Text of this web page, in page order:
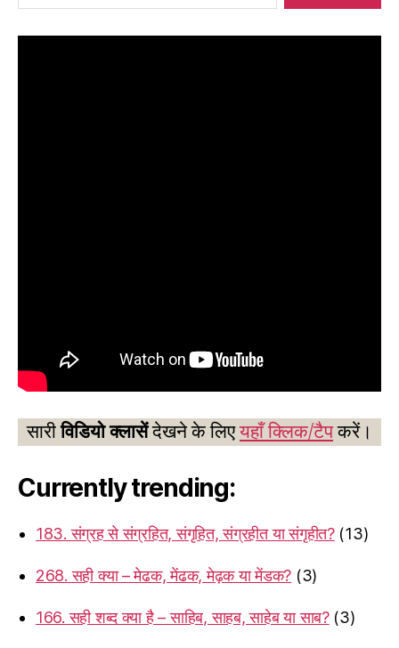
सारीविडियो क्लासेंदेखने के लिएयहाँ क्लिक/टैपकरें।
Currently trending:
183. संग्रह से संग्रहित, संगृहित, संग्रहीत या संगृहीत? (13)
268. सही क्या – मेढक, मेंढक, मेढ़क या मेंडक? (3)
166. सही शब्द क्या है – साहिब, साहब, साहेब या साब? (3)